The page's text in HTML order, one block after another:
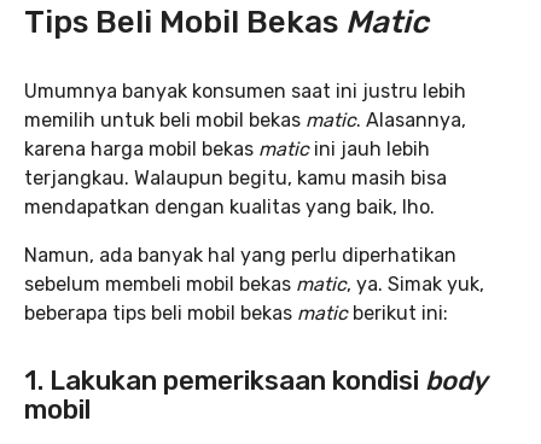
Tips Beli Mobil Bekas Matic
Umumnya banyak konsumen saat ini justru lebih
memilih untuk beli mobil bekas matic. Alasannya,
karena harga mobil bekas maticini jauh lebih
terjangkau. Walaupun begitu, kamu masih bisa
mendapatkan dengan kualitas yang baik, lho.
Namun, ada banyak hal yang perlu diperhatikan
sebelum membeli mobil bekas matic, ya. Simak yuk,
beberapa tips beli mobil bekas maticberikut ini:
1. Lakukan pemeriksaan kondisi body
mobil